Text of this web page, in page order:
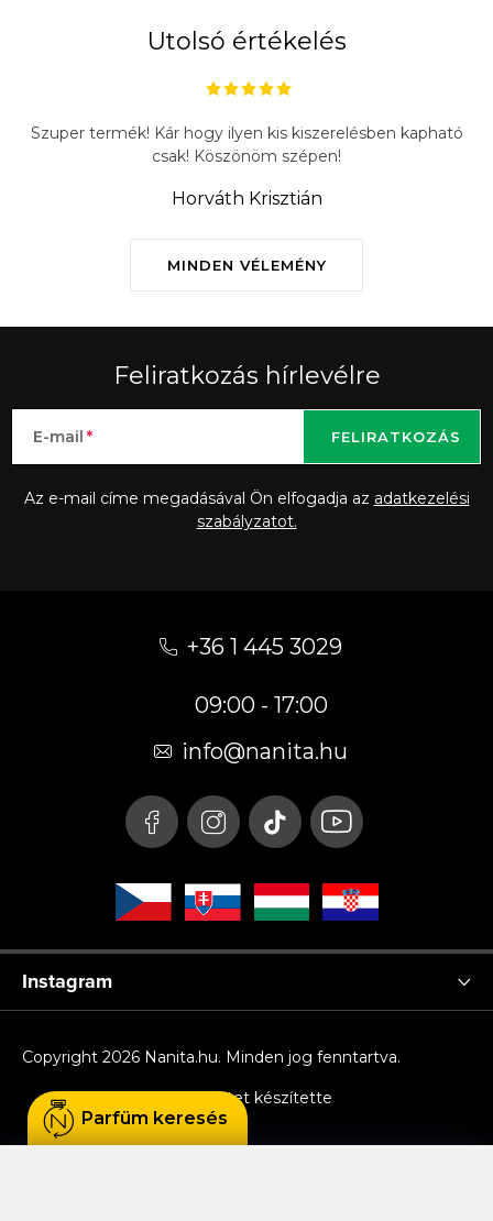
Utolsó értékelés
MINDEN VÉLEMÉNY
Szuper termék! Kár hogy ilyen kis kiszerelésben kapható
csak! Köszönöm szépen!
Horváth Krisztián
Feliratkozás hírlevélre
E-mail
Az e-mail címe megadásával Ön elfogadja az adatkezelési
szabályzatot.
FELIRATKOZÁS
+36 1 445 3029
09:00 - 17:00
info@nanita.hu
Instagram
Shoptet készítette
Copyright 2026 Nanita.hu. Minden jog fenntartva.
Parfüm keresés